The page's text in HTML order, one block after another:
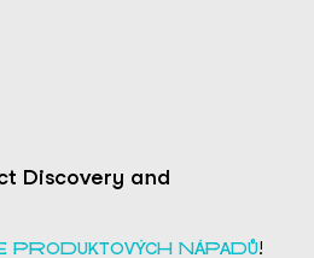
Discovery and
PRODUKTOVÝCH NÁPADŮ!